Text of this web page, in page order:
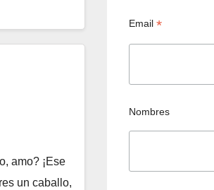
amo? ¡Ese
un caballo,
Email *
Nombres